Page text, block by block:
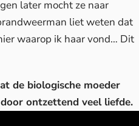
later mocht ze naar
liet weten dat
waarop ik haar vond… Dit
de biologische moeder
ontzettend veel liefde.